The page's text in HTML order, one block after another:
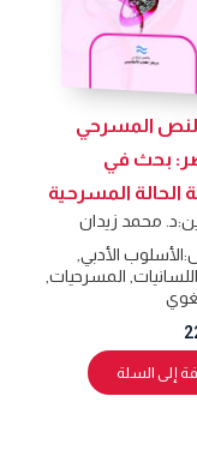
المسرحي
بحث في
المسرحية
محمد زيدان
الأدبي,
,المسرحيات,
السلة